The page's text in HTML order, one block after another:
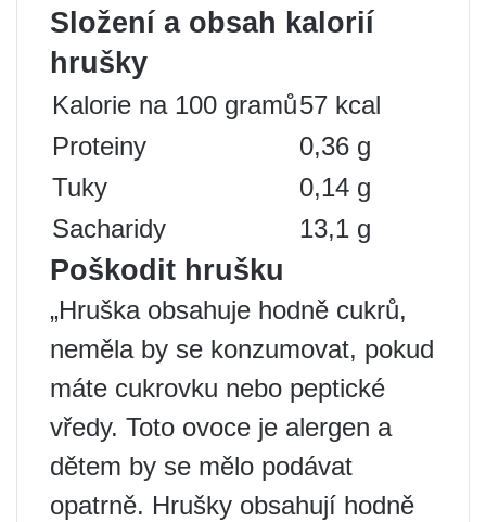
Složení a obsah kalorií
hrušky
Kalorie na 100 gramů57 kcal
Proteiny
0,36 g
Tuky
0,14 g
Sacharidy
13,1 g
Poškodit hrušku
„Hruška obsahuje hodně cukrů,
neměla by se konzumovat, pokud
máte cukrovku nebo peptické
vředy. Toto ovoce je alergen a
dětem by se mělo podávat
opatrně. Hrušky obsahují hodně